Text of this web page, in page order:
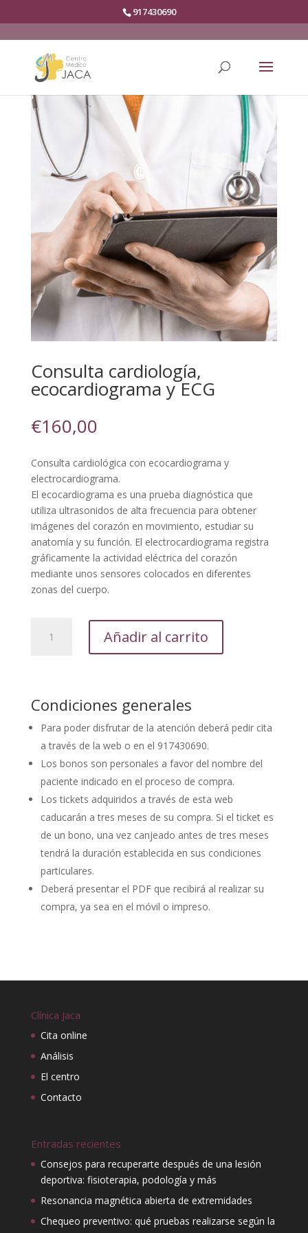
917430690
Consulta cardiología,
ecocardiograma y ECG
€160,00
Consulta cardiológica con ecocardiograma y
electrocardiograma.
El ecocardiograma es una prueba diagnóstica que
utiliza ultrasonidos de alta frecuencia para obtener
imágenes del corazón en movimiento, estudiar su
anatomía y su función. El electrocardiograma registra
gráficamente la actividad eléctrica del corazón
mediante unos sensores colocados en diferentes
zonas del cuerpo.
cardiología,
ecocardiograma
cantidad
Añadir al carrito
Condiciones generales
Para poder disfrutar de la atención deberá pedir cita
a través de la web o en el 917430690.
Los bonos son personales a favor del nombre del
paciente indicado en el proceso de compra.
Los tickets adquiridos a través de esta web
caducarán a tres meses de su compra. Si el ticket es
de un bono, una vez canjeado antes de tres meses
tendrá la duración establecida en sus condiciones
particulares.
Deberá presentar el PDF que recibirá al realizar su
compra, ya sea en el móvil o impreso.
Clínica Jaca
Cita online
Análisis
El centro
Contacto
Entradas recientes
Consejos para recuperarte después de una lesión
deportiva: fisioterapia, podología y más
Resonancia magnética abierta de extremidades
Chequeo preventivo: qué pruebas realizarse según la